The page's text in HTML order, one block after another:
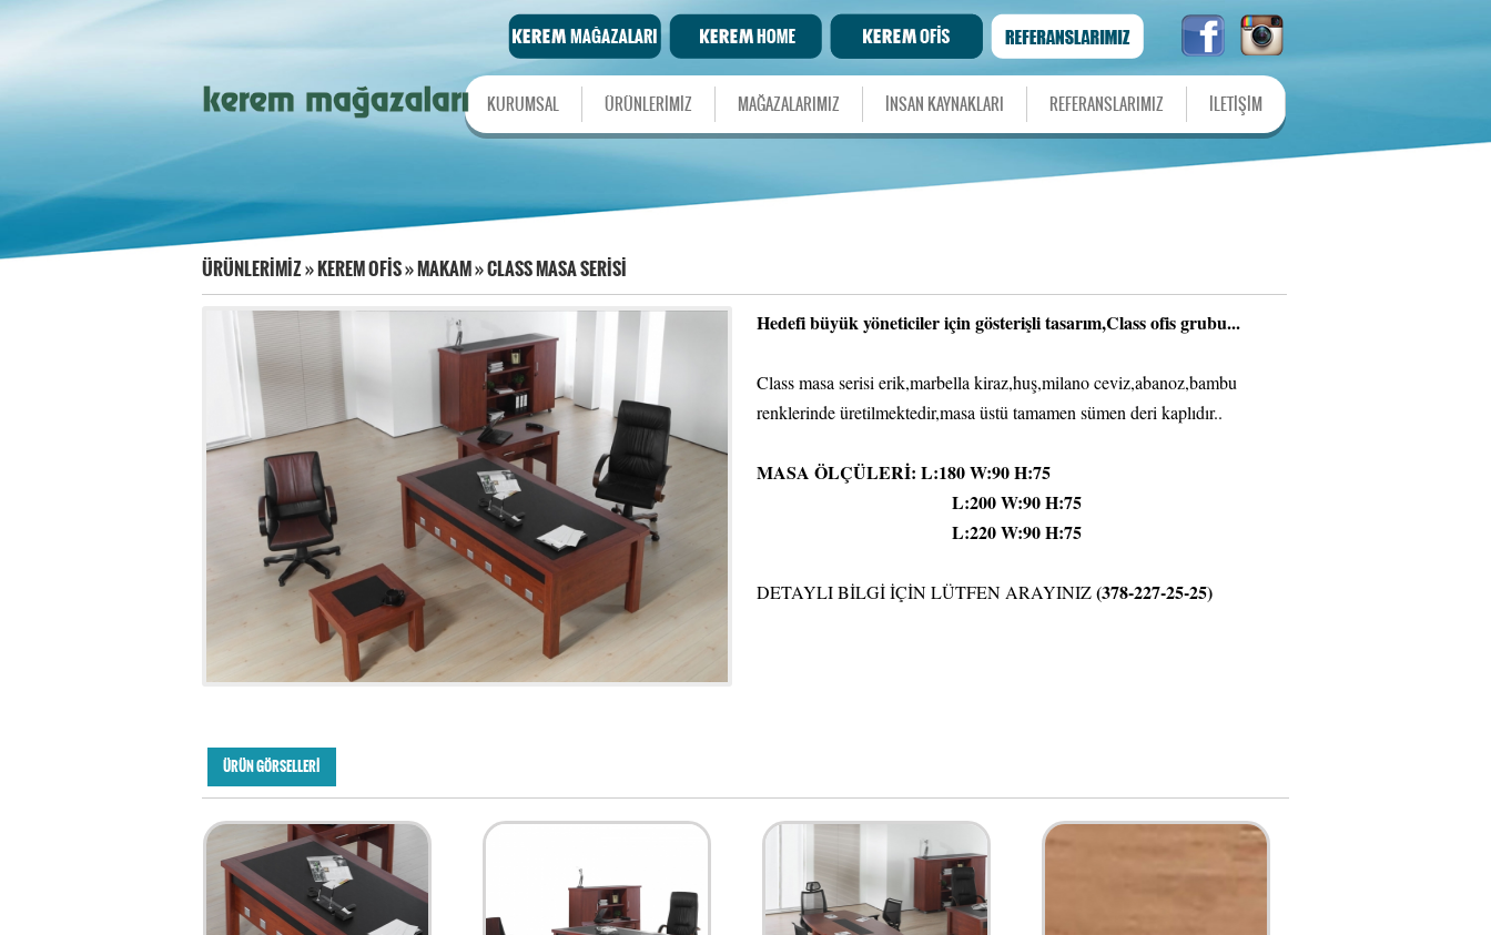
KURUMSAL ÜRÜNLERİMİZ MAĞAZALARIMIZ İNSAN KAYNAKLARI REFERANSLARIMIZ İLETİŞİM
ÜRÜNLERİMİZ»KEREM OFİS»MAKAM»CLASS MASA SERİSİ
Hedefi büyük yöneticiler için gösterişli tasarım,Class ofis grubu...
Class masa serisi erik,marbella kiraz,huş,milano ceviz,abanoz,bambu
renklerinde üretilmektedir,masa üstü tamamen sümen deri kaplıdır..
MASA ÖLÇÜLERİ: L:180 W:90 H:75
L:200 W:90 H:75
L:220 W:90 H:75
DETAYLI BİLGİ İÇİN LÜTFEN ARAYINIZ(378-227-25-25)
ÜRÜN GÖRSELLERİ